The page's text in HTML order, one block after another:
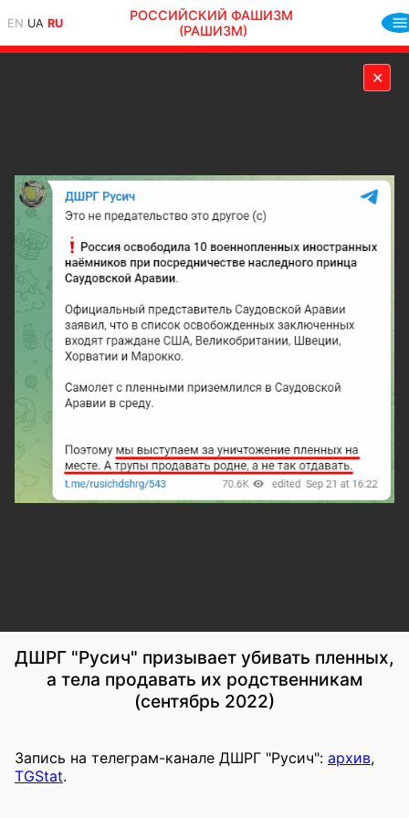
EN UA RU
РОССИЙСКИЙ ФАШИЗМ
(РАШИЗМ)
✕
ДШРГ "Русич" призывает убивать пленных,
а тела продавать их родственникам
(сентябрь 2022)
Запись на телеграм-канале ДШРГ "Русич": архив,
TGStat.